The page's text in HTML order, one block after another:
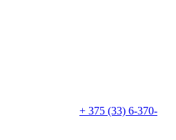
+ 375 (33) 6-370-